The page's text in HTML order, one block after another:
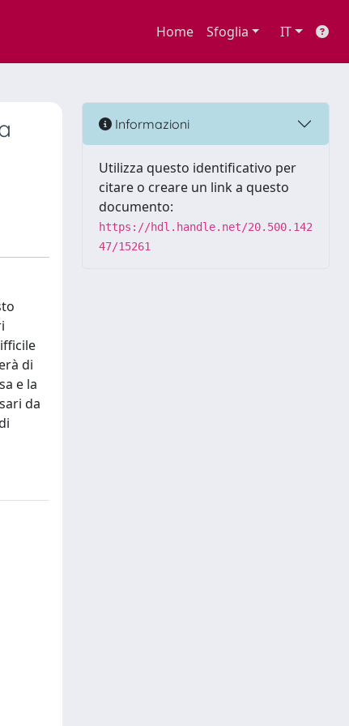
Home Sfoglia IT
di
e la
da
Informazioni
Utilizza questo identificativo per
citare o creare un link a questo
documento:
https://hdl.handle.net/20.500.142
47/15261